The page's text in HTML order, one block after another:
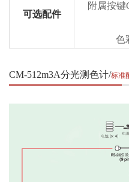
可选配件
附属按键
色
CM-512m3A分光测色计 标准